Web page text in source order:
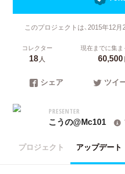
このプロジェクトは、2015年12
コレクター
18人
現在までに集
60,500
シェア ツイ
PRESENTER
こうの@Mc101
プロジェクト アップデート